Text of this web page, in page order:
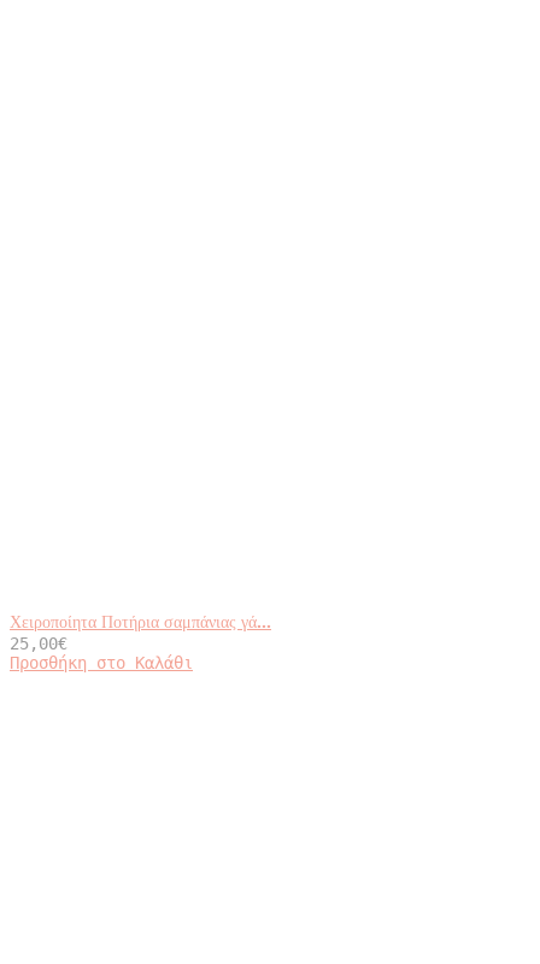
Χειροποίητα Ποτήρια σαμπάνιας γά...
25,00€
Προσθήκη στο Καλάθι